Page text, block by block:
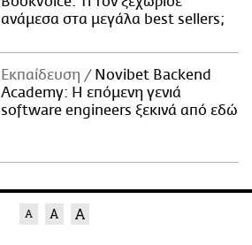
ανάμεσα στα μεγάλα best sellers;
Εκπαίδευση
Novibet Backend
Academy: Η επόμενη γενιά
software engineers ξεκινά από εδώ